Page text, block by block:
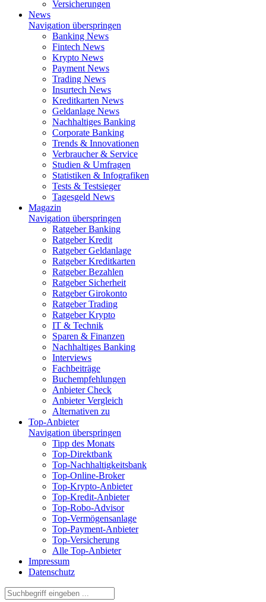
Versicherungen
News
Navigation überspringen
Banking News
Fintech News
Krypto News
Payment News
Trading News
Insurtech News
Kreditkarten News
Geldanlage News
Nachhaltiges Banking
Corporate Banking
Trends & Innovationen
Verbraucher & Service
Studien & Umfragen
Statistiken & Infografiken
Tests & Testsieger
Tagesgeld News
Magazin
Navigation überspringen
Ratgeber Banking
Ratgeber Kredit
Ratgeber Geldanlage
Ratgeber Kreditkarten
Ratgeber Bezahlen
Ratgeber Sicherheit
Ratgeber Girokonto
Ratgeber Trading
Ratgeber Krypto
IT & Technik
Sparen & Finanzen
Nachhaltiges Banking
Interviews
Fachbeiträge
Buchempfehlungen
Anbieter Check
Anbieter Vergleich
Alternativen zu
Top-Anbieter
Navigation überspringen
Tipp des Monats
Top-Direktbank
Top-Nachhaltigkeitsbank
Top-Online-Broker
Top-Krypto-Anbieter
Top-Kredit-Anbieter
Top-Robo-Advisor
Top-Vermögensanlage
Top-Payment-Anbieter
Top-Versicherung
Alle Top-Anbieter
Impressum
Datenschutz